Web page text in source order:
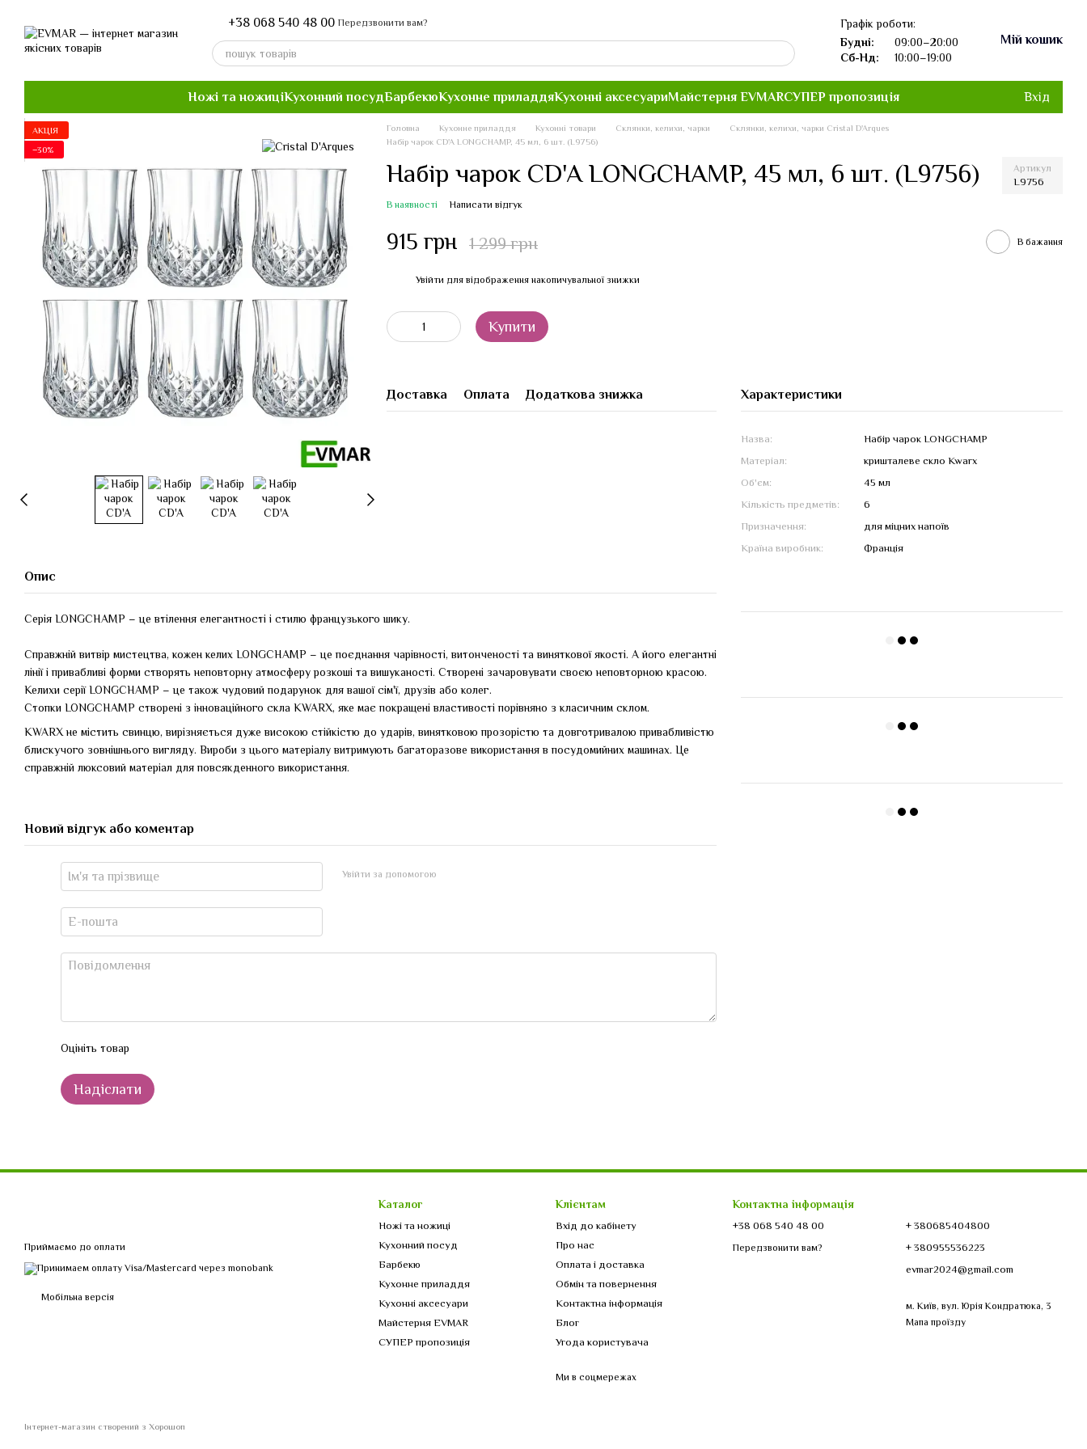
+38 068 540 48 00 Передзвонити вам?
Графік роботи:
Будні:
09:00–20:00
Сб-Нд:
10:00–19:00
Мій кошик
Ножі та ножиціКухонний посудБарбекюКухонне приладдяКухонні аксесуариМайстерня EVMARСУПЕР пропозиція Вхід
АКЦІЯ
−30%
Головна Кухонне приладдя Кухонні товари Склянки, келихи, чарки
Склянки, келихи, чарки Cristal D'Arques
Набір чарок CD'A LONGCHAMP, 45 мл, 6 шт. (L9756)
Набір чарок CD'A LONGCHAMP, 45 мл, 6 шт. (L9756) Артикул
L9756
В наявності Написати відгук
915 грн 1 299 грн В бажання
Увійти для відображення накопичувальної знижки
Купити
Доставка Оплата Додаткова знижка Характеристики
Назва:
Набір чарок LONGCHAMP
Матеріал:
кришталеве скло Kwarx
Об'єм:
45 мл
Кількість предметів:
6
Призначення:
для міцних напоїв
Країна виробник:
Франція
Опис
Серія LONGCHAMP – це втілення елегантності і стилю французького шику.
Справжній витвір мистецтва, кожен келих LONGCHAMP – це поєднання чарівності, витонченості та виняткової якості. А його елегантні
лінії і привабливі форми створять неповторну атмосферу розкоші та вишуканості. Створені зачаровувати своєю неповторною красою.
Келихи серії LONGCHAMP – це також чудовий подарунок для вашої сім'ї, друзів або колег.
Стопки LONGCHAMP створені з інноваційного скла KWARX, яке має покращені властивості порівняно з класичним склом.
KWARX не містить свинцю, вирізняється дуже високою стійкістю до ударів, винятковою прозорістю та довготривалою привабливістю
блискучого зовнішнього вигляду. Вироби з цього матеріалу витримують багаторазове використання в посудомийних машинах. Це
справжній люксовий матеріал для повсякденного використання.
Новий відгук або коментар
Увійти за допомогою
Оцініть товар
Надіслати
Приймаємо до оплати
Мобільна версія
Інтернет-магазин створений з Хорошоп
Каталог
Ножі та ножиці
Кухонний посуд
Барбекю
Кухонне приладдя
Кухонні аксесуари
Майстерня EVMAR
СУПЕР пропозиція
Клієнтам
Вхід до кабінету
Про нас
Оплата і доставка
Обмін та повернення
Контактна інформація
Блог
Угода користувача
Ми в соцмережах
Контактна інформація
+38 068 540 48 00
Передзвонити вам?
+ 380685404800
+ 380955536223
evmar2024@gmail.com
м. Київ, вул. Юрія Кондратюка, 3
Мапа проїзду